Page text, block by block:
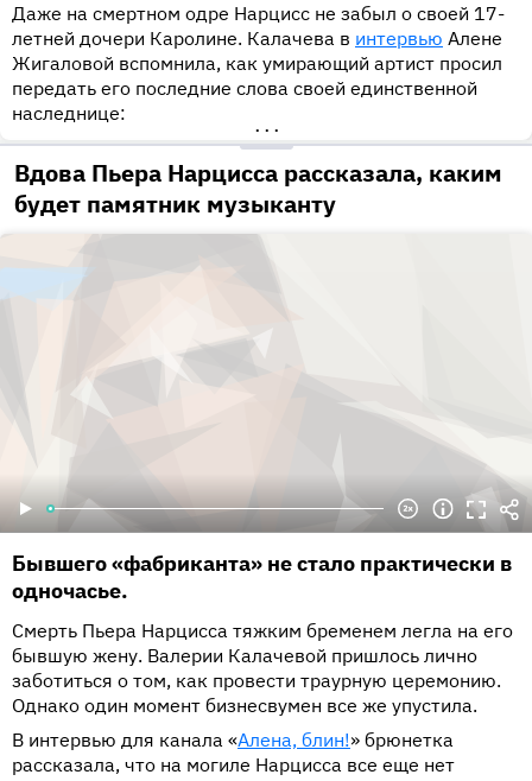
Даже на смертном одре Нарцисс не забыл о своей 17-
летней дочери Каролине. Калачева в интервью Алене
Жигаловой вспомнила, как умирающий артист просил
передать его последние слова своей единственной
наследнице:
•••
Вдова Пьера Нарцисса рассказала, каким
будет памятник музыканту
Бывшего «фабриканта» не стало практически в
одночасье.
Смерть Пьера Нарцисса тяжким бременем легла на его
бывшую жену. Валерии Калачевой пришлось лично
заботиться о том, как провести траурную церемонию.
Однако один момент бизнесвумен все же упустила.
В интервью для канала «Алена, блин!» брюнетка
рассказала, что на могиле Нарцисса все еще нет